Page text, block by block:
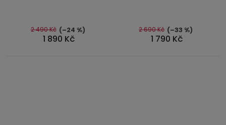
C
/
5
hvězdiček.
1 890 Kč
2 490 Kč (–24 %)
5
hvězdiček.
1 790 Kč
2 690 Kč (–33 %)